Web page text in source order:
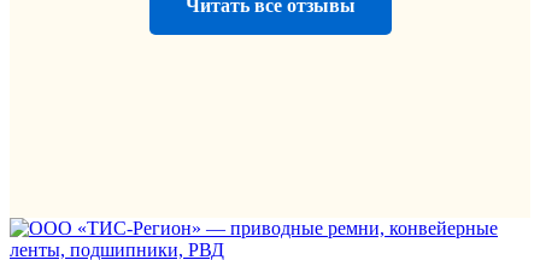
Читать все отзывы